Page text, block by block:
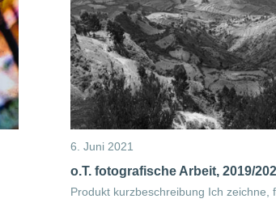
6. Juni 2021
o.T. fotografische Arbeit, 2019/
Produkt kurzbeschreibung Ich zeichne,